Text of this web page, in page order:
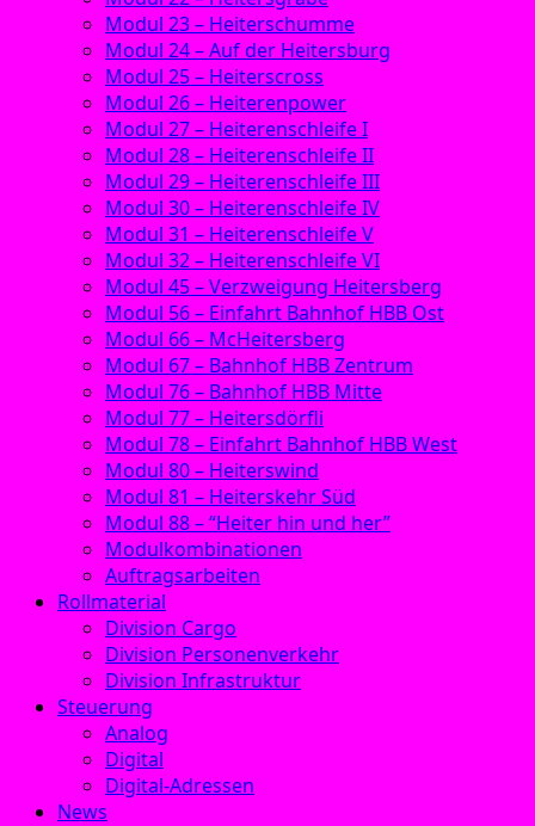
Modul 23 – Heiterschumme
Modul 24 – Auf der Heitersburg
Modul 25 – Heiterscross
Modul 26 – Heiterenpower
Modul 27 – Heiterenschleife I
Modul 28 – Heiterenschleife II
Modul 29 – Heiterenschleife III
Modul 30 – Heiterenschleife IV
Modul 31 – Heiterenschleife V
Modul 32 – Heiterenschleife VI
Modul 45 – Verzweigung Heitersberg
Modul 56 – Einfahrt Bahnhof HBB Ost
Modul 66 – McHeitersberg
Modul 67 – Bahnhof HBB Zentrum
Modul 76 – Bahnhof HBB Mitte
Modul 77 – Heitersdörfli
Modul 78 – Einfahrt Bahnhof HBB West
Modul 80 – Heiterswind
Modul 81 – Heiterskehr Süd
Modul 88 – “Heiter hin und her”
Modulkombinationen
Auftragsarbeiten
Rollmaterial
Division Cargo
Division Personenverkehr
Division Infrastruktur
Steuerung
Analog
Digital
Digital-Adressen
News